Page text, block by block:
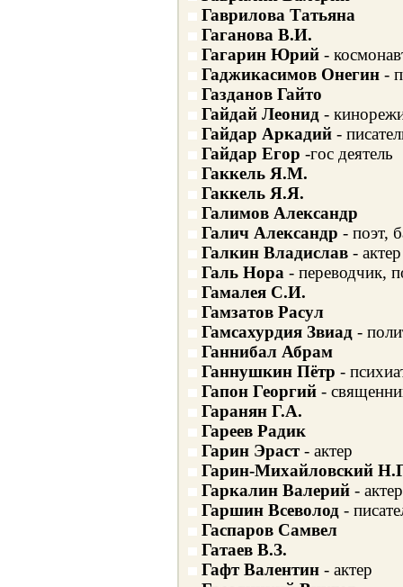
Гаврилова Татьяна
Гаганова В.И.
Гагарин Юрий-
Гаджикасимов Онегин-
Газданов Гайто
Гайдай Леонид -
Гайдар Аркадий -
Гайдар Егор -гос деятель
Гаккель Я.М.
Гаккель Я.Я.
Галимов Александр
Галич Александр - поэт,
Галкин Владислав- актер
Галь Нора - переводчик,
Гамалея С.И.
Гамзатов Расул
Гамсахурдия Звиад -
Ганнибал Абрам
Ганнушкин Пётр -
Гапон Георгий-
Гаранян Г.А.
Гареев Радик
Гарин Эраст- актер
Гарин-Михайловский
Гаркалин Валерий- актер
Гаршин Всеволод -
Гаспаров Самвел
Гатаев В.З.
Гафт Валентин- актер